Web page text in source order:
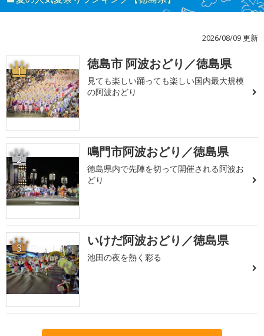
2026/08/09 更新
1 徳島市 阿波おどり／徳島県
見ても楽しい踊っても楽しい国内最大規模
の阿波おどり
2 鳴門市阿波おどり／徳島県
徳島県内で先陣を切って開催される阿波お
どり
3 いけだ阿波おどり／徳島県
池田の夜を熱く彩る